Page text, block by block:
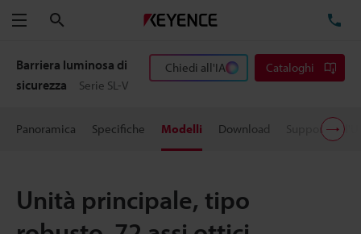
Menu
Barriera luminosa di
sicurezza
Serie SL-V
Chiedi all'IA Cataloghi
Panoramica Specifiche Modelli Download Supporto
Unità principale, tipo